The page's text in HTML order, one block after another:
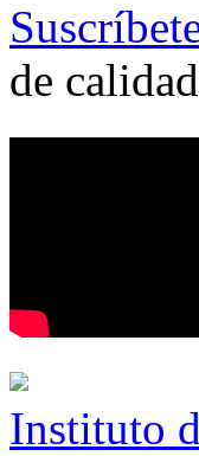
de
Instituto